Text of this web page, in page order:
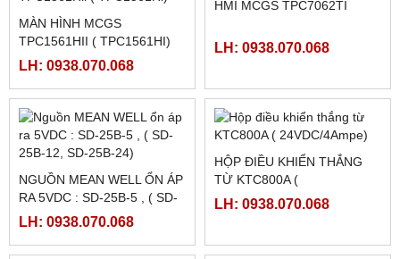
LH: 0938.070.068 LH: 0938.070.068
FATEK FBS-2DA
LH: 0938.070.068 LH: 0938.070.068
NGUỒN MEANWELL LRS-
350-48
LH: 0938.070.068